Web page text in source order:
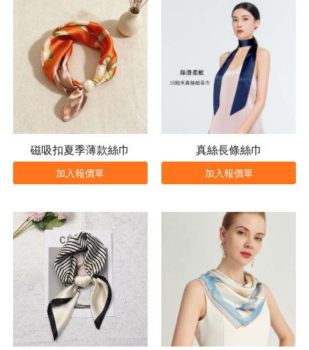
磁吸扣夏季薄款絲巾
加入報價單
真絲長條絲巾
加入報價單